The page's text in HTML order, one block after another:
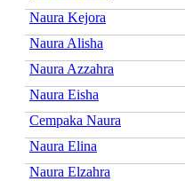
Naura Kejora
Naura Alisha
Naura Azzahra
Naura Eisha
Cempaka Naura
Naura Elina
Naura Elzahra